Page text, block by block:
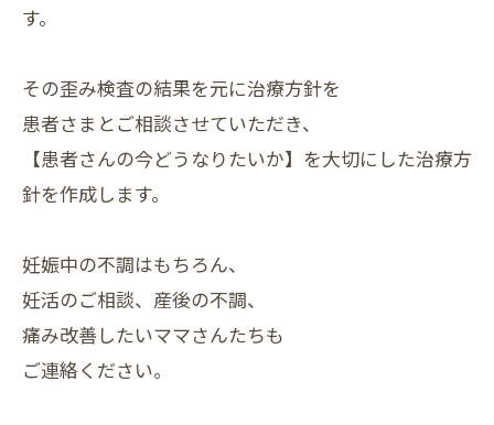
す。
その歪み検査の結果を元に治療方針を
患者さまとご相談させていただき、
【患者さんの今どうなりたいか】を大切にした治療方
針を作成します。
妊娠中の不調はもちろん、
妊活のご相談、産後の不調、
痛み改善したいママさんたちも
ご連絡ください。